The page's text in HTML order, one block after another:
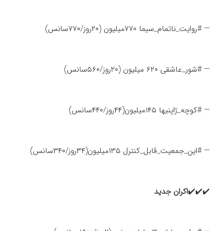
— #روایت_ناتمام_سیما ۷۷۰میلیون (۲۰روز/۷۷۰سانس)
— #شور_عاشقی ۶۲۰ میلیون (۲۰روز/۵۶۰سانس)
— #کوچه_ژاپنیها ۱۴۵میلیون(۴۴روز/۴۴۰سانس)
— #این_جمعیت_قابل_کنترل ۱۳۵میلیون(۳۴روز/۳۴۰سانس)
✔️✔️✔️اکران جدید